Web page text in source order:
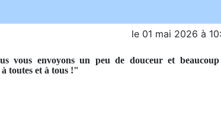
le 01 mai 2026 à
vous envoyons un peu de douceur et
toutes et à tous !"